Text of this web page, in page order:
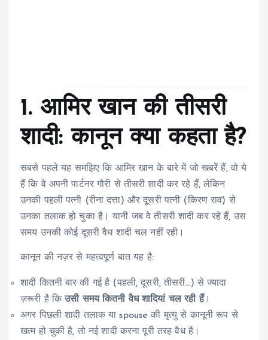
1. आमिर खान की तीसरी
शादी: कानून क्या कहता है?
सबसे पहले यह समझिए कि आमिर खान के बारे में जो खबरें हैं, वो ये
हैं कि वे अपनी पार्टनर गौरी से तीसरी शादी कर रहे हैं, लेकिन
उनकी पहली पत्नी (रीना दत्ता) और दूसरी पत्नी (किरण राव) से
उनका तलाक हो चुका है। यानी जब वे तीसरी शादी कर रहे हैं, उस
समय उनकी कोई दूसरी वैध शादी चल नहीं रही।
कानून की नज़र से महत्वपूर्ण बात यह है:
शादी कितनी बार की गई है (पहली, दूसरी, तीसरी…) से ज्यादा
ज़रूरी है किउसी समय कितनी वैध शादियां चल रही हैं।
अगर पिछली शादी तलाक या spouse की मृत्यु से कानूनी रूप से
खत्म हो चुकी है, तो नई शादी करना पूरी तरह वैध है।